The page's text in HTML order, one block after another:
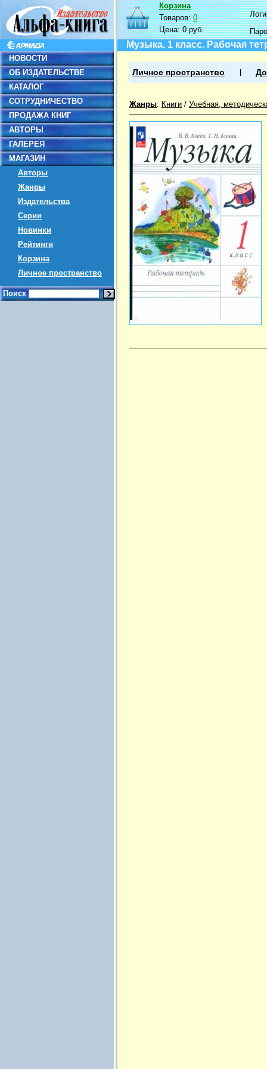
НОВОСТИ
ОБ ИЗДАТЕЛЬСТВЕ
КАТАЛОГ
СОТРУДНИЧЕСТВО
ПРОДАЖА КНИГ
АВТОРЫ
ГАЛЕРЕЯ
МАГАЗИН
Авторы
Жанры
Издательства
Серии
Новинки
Рейтинги
Корзина
Личное пространство
Поиск
Корзина
Товаров:0
Цена:0 руб.
Музыка. 1 класс. Рабочая
Личное пространство
Жанры: Книги / Учебная,